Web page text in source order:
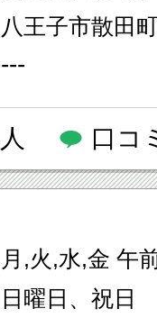
八王子市散田
---
口コ
月,火,水,金 午
00 午後14：
日曜日、祝日